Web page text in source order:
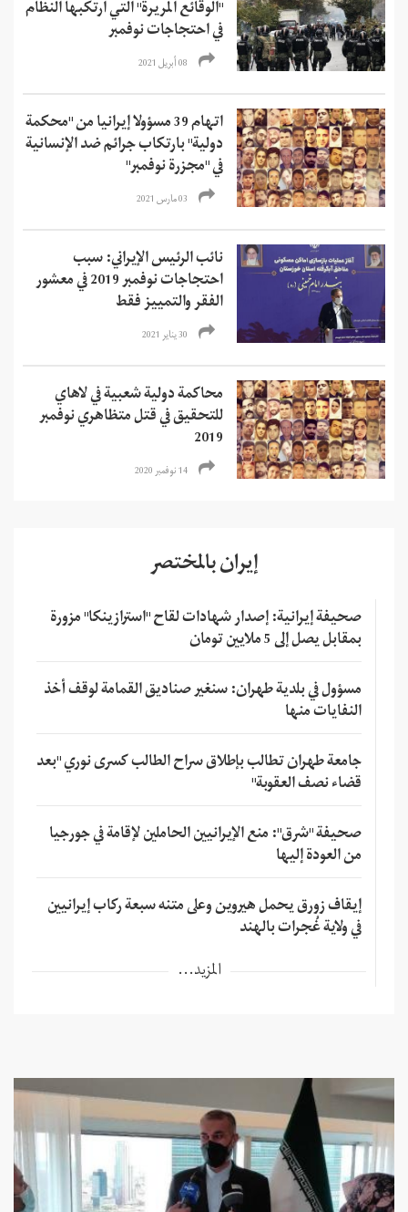
"الوقائع المريرة" التي ارتكبها النظام
في احتجاجات نوفمبر
08 أبريل 2021
اتهام 39 مسؤولا إيرانيا من "محكمة
دولية" بارتكاب جرائم ضد الإنسانية
في "مجزرة نوفمبر"
03 مارس 2021
نائب الرئيس الإيراني: سبب
احتجاجات نوفمبر 2019 في معشور
الفقر والتمييز فقط
30 يناير 2021
محاكمة دولية شعبية في لاهاي
للتحقيق في قتل متظاهري نوفمبر
2019
14 نوفمبر 2020
إيران بالمختصر
صحيفة إيرانية: إصدار شهادات لقاح "استرازينكا" مزورة
بمقابل يصل إلى 5 ملايين تومان
مسؤول في بلدية طهران: سنغير صناديق القمامة لوقف أخذ
النفايات منها
جامعة طهران تطالب بإطلاق سراح الطالب كسرى نوري "بعد
قضاء نصف العقوبة"
صحيفة "شرق": منع الإيرانيين الحاملين لإقامة في جورجيا
من العودة إليها
إيقاف زورق يحمل هيروين وعلى متنه سبعة ركاب إيرانيين
في ولاية غُجرات بالهند
المزيد...